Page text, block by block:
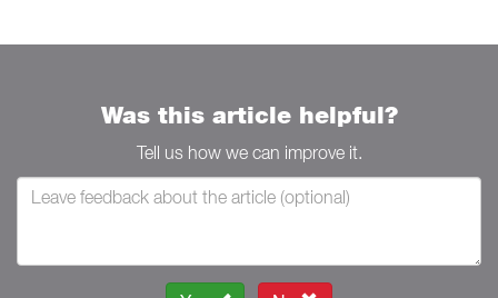
Was this article helpful?
Tell us how we can improve it.